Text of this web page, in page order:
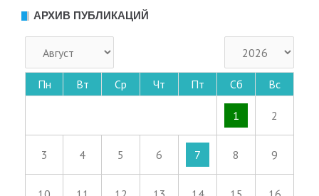
АРХИВ ПУБЛИКАЦИЙ
Пн Вт Ср Чт Пт Сб Вс
1 2
3 4 5 6 7 8 9